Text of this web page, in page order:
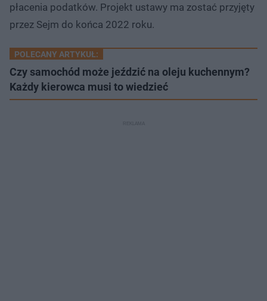
płacenia podatków. Projekt ustawy ma zostać przyjęty
przez Sejm do końca 2022 roku.
POLECANY ARTYKUŁ:
Czy samochód może jeździć na oleju kuchennym?
Każdy kierowca musi to wiedzieć